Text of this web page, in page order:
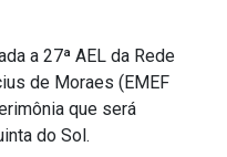
a 27ª AEL da Rede
de Moraes (EMEF
que será
do Sol.